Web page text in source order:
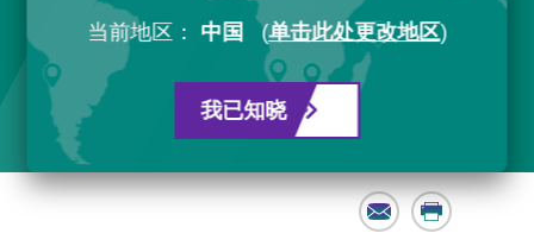
Email Print
当前地区： 中国 (单击此处更改地区)
我已知晓